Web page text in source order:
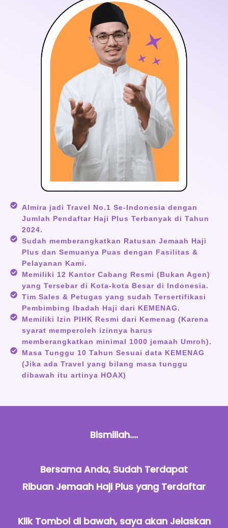
Almira jadi Travel No.1 Se-Indonesia dengan
Jumlah Pendaftar Haji Plus Terbanyak di Tahun
2024.
Sudah memberangkatkan Ratusan Jemaah Haji
Plus dan Semuanya Puas dengan Fasilitas &
Pelayanan Kami.
Memiliki 12 Kantor Cabang Resmi (Bukan Agen)
yang Tersebar di Kota-kota Besar di Indonesia.
Tim Sales & Petugas yang sudah Tersertifikasi
Pembimbing Ibadah Haji dari KEMENAG.
Memiliki Izin PIHK Resmi dari Kemenag (Karena
syarat memperoleh izinnya harus
memberangkatkan minimal 1000 jemaah Umroh).
Masa Tunggu 10 Tahun Sesuai data KEMENAG
(Jika ada Travel yang bilang masa tunggu
dibawah itu artinya HOAX)
Bismillah....
Bersama Anda, Sudah Terdapat
Ribuan Jemaah Haji Plus yang Terdaftar
Klik Tombol di bawah, saya akan Jelaskan